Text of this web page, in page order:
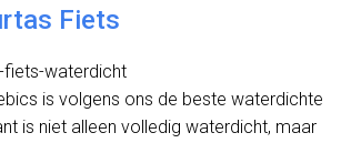
Fiets
is volgens ons de beste waterdichte
is niet alleen volledig waterdicht, maar